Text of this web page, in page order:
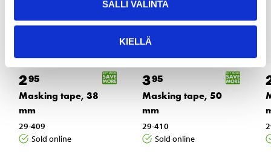
SALLI VALINTA
KIELLÄ
295
Masking tape, 38
mm
29-409
Sold online
395
Masking tape, 50
mm
29-410
Sold online